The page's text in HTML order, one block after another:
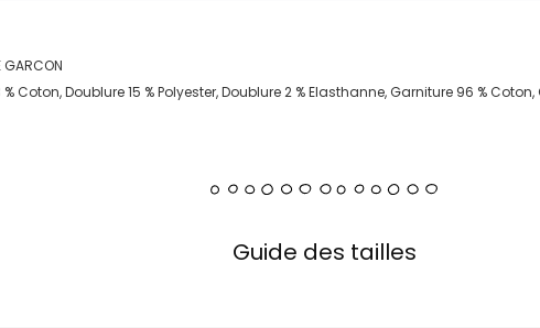
Coton, Doublure 15 % Polyester, Doublure 2 % Elasthanne, Garniture 96 %
Guide des tailles